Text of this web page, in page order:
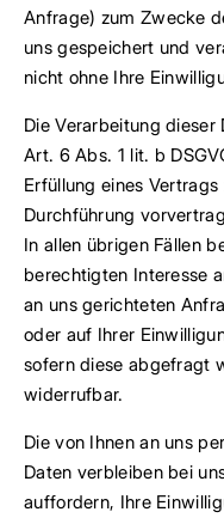
Anfrage) zum Zwecke
uns gespeichert und
nicht ohne Ihre
Die Verarbeitung
Art. 6 Abs. 1 lit. b
Erfüllung eines
Durchführung
In allen übrigen Fällen
berechtigten Interesse
an uns gerichteten
oder auf Ihrer
sofern diese abgefragt
widerrufbar.
Die von Ihnen an uns
Daten verbleiben bei
auffordern, Ihre